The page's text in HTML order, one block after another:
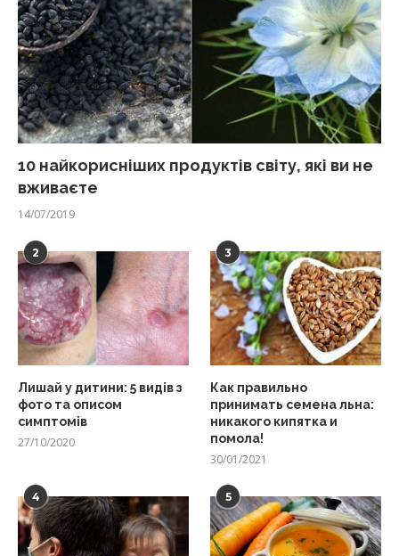
10 найкорисніших продуктів світу, які ви не
вживаєте
14/07/2019
2
Лишай у дитини: 5 видів з
фото та описом
симптомів
27/10/2020
3
Как правильно
принимать семена льна:
никакого кипятка и
помола!
30/01/2021
4 5